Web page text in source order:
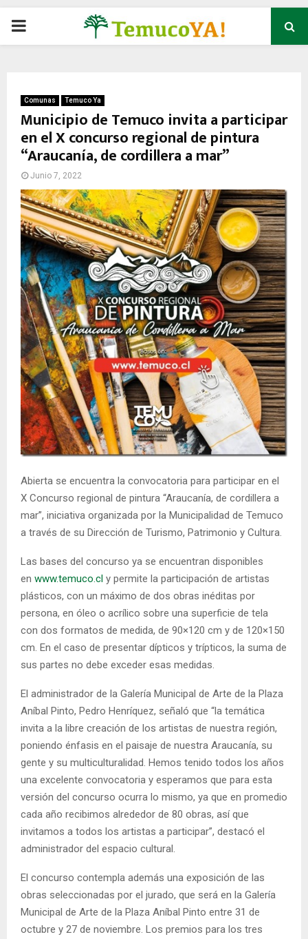
P
M
A
R
Y
M
E
N
U
Comunas Temuco Ya
Municipio de Temuco invita a participar
en el X concurso regional de pintura
“Araucanía, de cordillera a mar”
Junio 7, 2022
Abierta se encuentra la convocatoria para participar en el
X Concurso regional de pintura “Araucanía, de cordillera a
mar”, iniciativa organizada por la Municipalidad de Temuco
a través de su Dirección de Turismo, Patrimonio y Cultura.
Las bases del concurso ya se encuentran disponibles
en www.temuco.cl y permite la participación de artistas
plásticos, con un máximo de dos obras inéditas por
persona, en óleo o acrílico sobre una superficie de tela
con dos formatos de medida, de 90×120 cm y de 120×150
cm. En el caso de presentar dípticos y trípticos, la suma de
sus partes no debe exceder esas medidas.
El administrador de la Galería Municipal de Arte de la Plaza
Aníbal Pinto, Pedro Henríquez, señaló que “la temática
invita a la libre creación de los artistas de nuestra región,
poniendo énfasis en el paisaje de nuestra Araucanía, su
gente y su multiculturalidad. Hemos tenido todos los años
una excelente convocatoria y esperamos que para esta
versión del concurso ocurra lo mismo, ya que en promedio
cada año recibimos alrededor de 80 obras, así que
invitamos a todos los artistas a participar”, destacó el
administrador del espacio cultural.
El concurso contempla además una exposición de las
obras seleccionadas por el jurado, que será en la Galería
Municipal de Arte de la Plaza Aníbal Pinto entre 31 de
octubre y 27 de noviembre. Los premios para los tres